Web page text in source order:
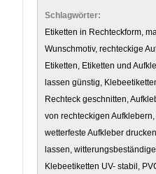
Schlagwörter:
Etiketten in Rechteckform,
Wunschmotiv, rechteckige
Etiketten, Etiketten und
lassen günstig,
Rechteck geschnitten,
von rechteckigen
wetterfeste Aufkleber drucken
lassen,
Klebeetiketten UV- stabil,